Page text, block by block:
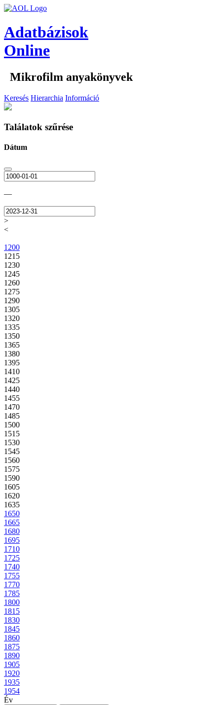
Adatbázisok
Online
Mikrofilm anyakönyvek
Keresés Hierarchia Információ
Találatok szűrése
Dátum
—
>
<
1200
1215
1230
1245
1260
1275
1290
1305
1320
1335
1350
1365
1380
1395
1410
1425
1440
1455
1470
1485
1500
1515
1530
1545
1560
1575
1590
1605
1620
1635
1650
1665
1680
1695
1710
1725
1740
1755
1770
1785
1800
1815
1830
1845
1860
1875
1890
1905
1920
1935
1954
Év